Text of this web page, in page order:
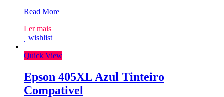
Epson
Amarelo
Tinteiro
Read More
Ler mais
wishlist
Quick View
Epson 405XL Azul Tinteiro
Compativel